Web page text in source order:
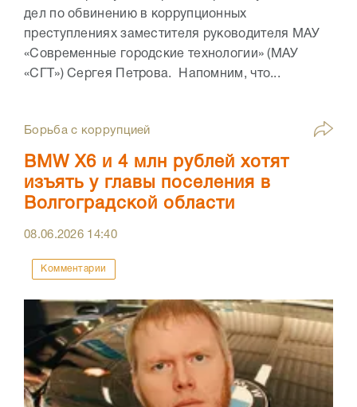
дел по обвинению в коррупционных
преступлениях заместителя руководителя МАУ
«Современные городские технологии» (МАУ
«СГТ») Сергея Петрова. Напомним, что...
Борьба с коррупцией
BMW X6 и 4 млн рублей хотят
изъять у главы поселения в
Волгоградской области
08.06.2026 14:40
Комментарии